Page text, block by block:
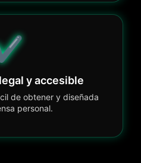
y accesible
de obtener y diseñada
personal.